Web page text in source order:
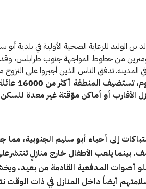
الوليد للرعاية الصحية الأولية في بلدية أبو
من خطوط المواجهة جنوب طرابلس،
المدينة. تدفق الناس الذين أجبروا على النزوح
واليوم، تستضيف
الأقارب أو أماكن مؤقتة غير معدة
إلى أحياء أبو سليم الجنوبية، مما
يلعب الأطفال خارج منازلٍ
أصوات المدفعية القادمة من بعيد،
أيضاً داخل المنازل في ذات الوقت